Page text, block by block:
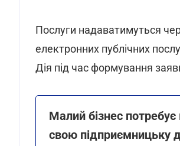
Послуги надаватимуться
електронних публічних
Дія під час формування
Малий бізнес
свою підприємницьку